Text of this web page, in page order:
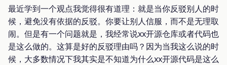
最近学到一个观点我觉得很有道理：就是当你反驳别人的时
候，避免没有依据的反驳。你要让别人信服，而不是无理取
闹。但是有一个问题就是，我经常说xx开源仓库或者代码也
是这么做的。这算是好的反驳理由吗？因为当我这么说的时
候，大多数情况下我其实是不知道为什么xx开源代码是这么